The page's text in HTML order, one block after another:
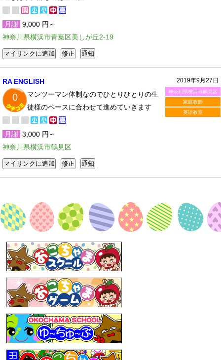
月謝 9,000 円～
神奈川県横浜市青葉区美しが丘2-19
2019年9月27日
神奈川県横浜市鶴見区
家庭教師
英語教室
RA ENGLISH
0
マンツーマン体制なのでひとりひとりの生
徒様のペースに合わせて進めていきます
月謝 3,000 円～
神奈川県横浜市鶴見区